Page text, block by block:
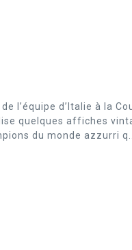
l’équipe d’Italie à la
quelques affiches
du monde azzurri q...